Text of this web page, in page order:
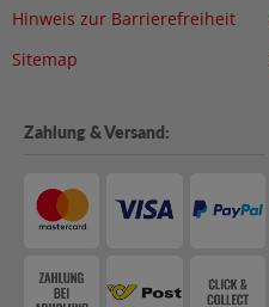
Hinweis zur Barrierefreiheit
Sitemap
Zahlung & Versand: